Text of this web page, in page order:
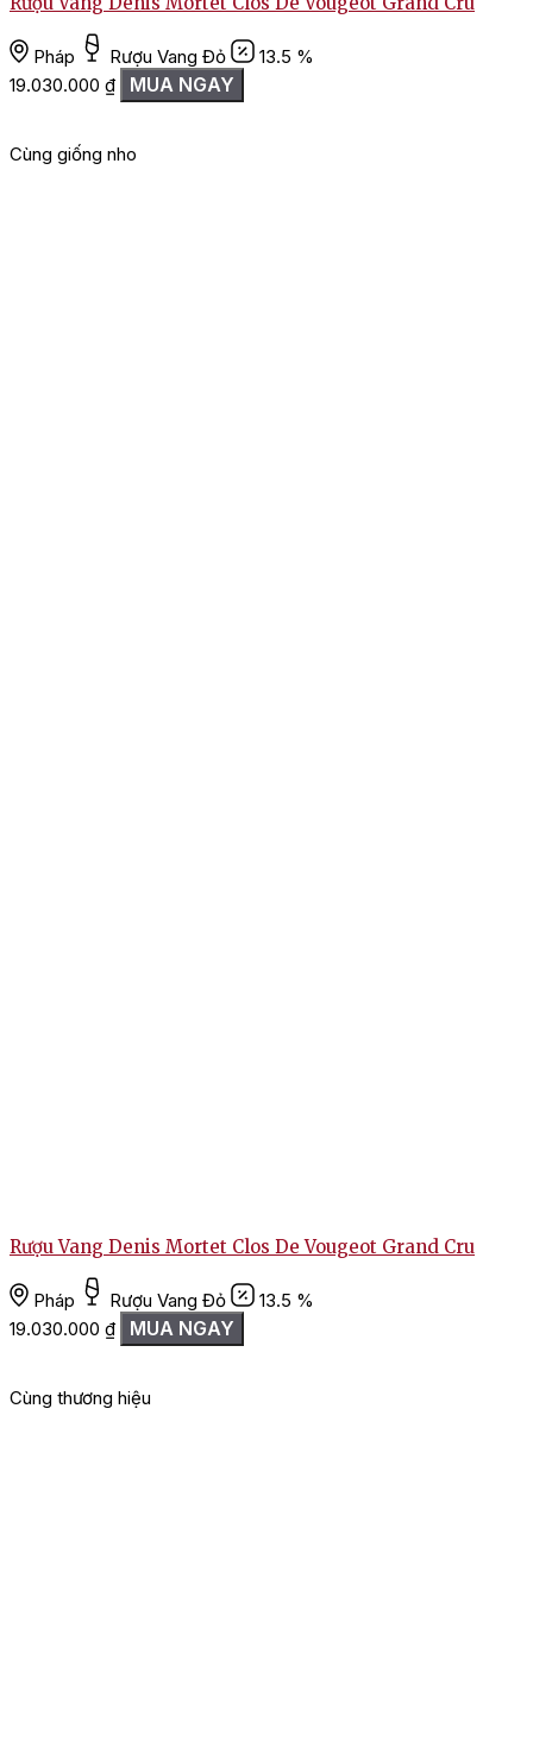
Pháp Rượu Vang Đỏ
13.5 %
19.030.000 ₫ MUA NGAY
Cùng giống nho
Rượu Vang Denis Mortet Clos De Vougeot Grand Cru
Pháp Rượu Vang Đỏ
13.5 %
19.030.000 ₫ MUA NGAY
Cùng thương hiệu